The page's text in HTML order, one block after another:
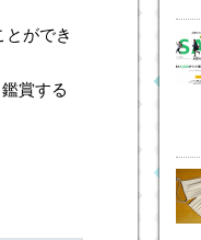
ができ
賞する